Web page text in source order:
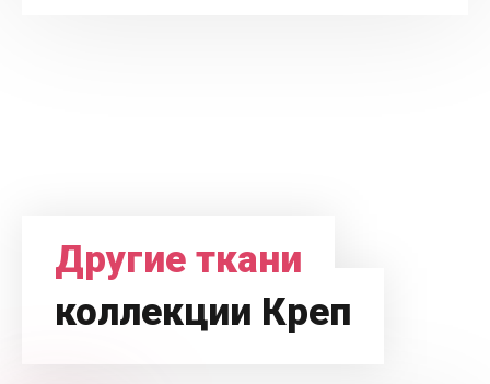
Другие ткани
коллекции Креп